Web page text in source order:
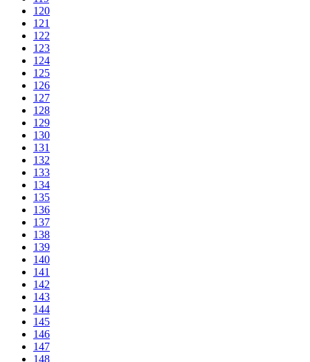
120
121
122
123
124
125
126
127
128
129
130
131
132
133
134
135
136
137
138
139
140
141
142
143
144
145
146
147
148